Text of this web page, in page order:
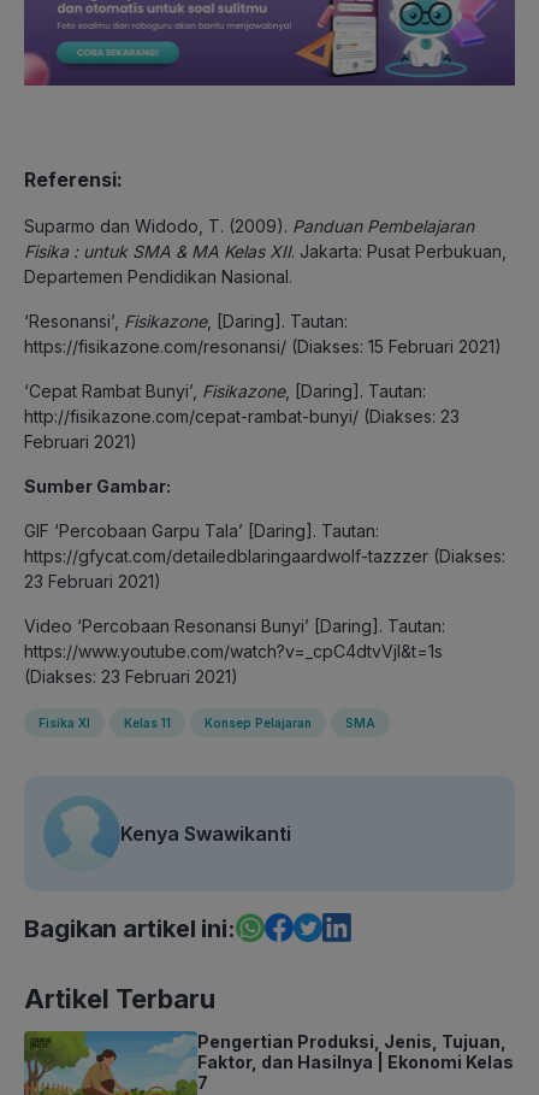
Referensi:
Suparmo dan Widodo, T. (2009). Panduan Pembelajaran
Fisika : untuk SMA & MA Kelas XII. Jakarta: Pusat Perbukuan,
Departemen Pendidikan Nasional.
‘Resonansi’, Fisikazone, [Daring]. Tautan:
https://fisikazone.com/resonansi/ (Diakses: 15 Februari 2021)
‘Cepat Rambat Bunyi’, Fisikazone, [Daring]. Tautan:
http://fisikazone.com/cepat-rambat-bunyi/ (Diakses: 23
Februari 2021)
Sumber Gambar:
GIF ‘Percobaan Garpu Tala’ [Daring]. Tautan:
https://gfycat.com/detailedblaringaardwolf-tazzzer (Diakses:
23 Februari 2021)
Video ‘Percobaan Resonansi Bunyi’ [Daring]. Tautan:
https://www.youtube.com/watch?v=_cpC4dtvVjI&t=1s
(Diakses: 23 Februari 2021)
Fisika XI Kelas 11 Konsep Pelajaran SMA
Kenya Swawikanti
Bagikan artikel ini:
Artikel Terbaru
Pengertian Produksi, Jenis, Tujuan,
Faktor, dan Hasilnya | Ekonomi Kelas
7